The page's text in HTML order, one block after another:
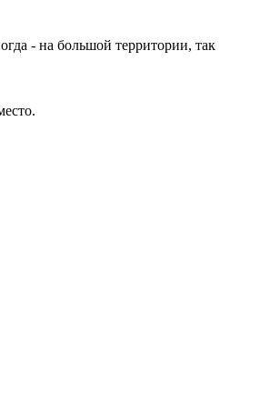
- на большой территории, так